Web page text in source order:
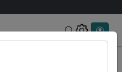
Rechercher